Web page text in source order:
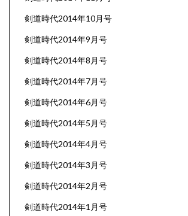
剣道時代2014年10月号
剣道時代2014年9月号
剣道時代2014年8月号
剣道時代2014年7月号
剣道時代2014年6月号
剣道時代2014年5月号
剣道時代2014年4月号
剣道時代2014年3月号
剣道時代2014年2月号
剣道時代2014年1月号